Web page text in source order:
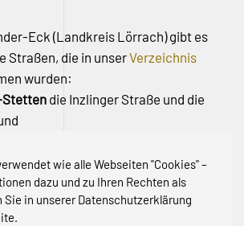
wie alle Webseiten "Cookies" –
dazu und zu Ihren Rechten als
Sie in unserer Datenschutzerklärung
Eck (Landkreis Lörrach) gibt es
Straßen, die in unserVerzeichnis
wurden:
die Inzlinger Straße und die